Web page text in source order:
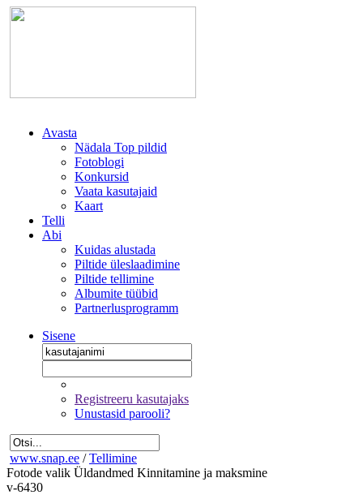
Avasta
Nädala Top pildid
Fotoblogi
Konkursid
Vaata kasutajaid
Kaart
Telli
Abi
Kuidas alustada
Piltide üleslaadimine
Piltide tellimine
Albumite tüübid
Partnerlusprogramm
Sisene
Registreeru kasutajaks
Unustasid parooli?
www.snap.ee / Tellimine
Fotode valik Üldandmed Kinnitamine ja maksmine
v-6430